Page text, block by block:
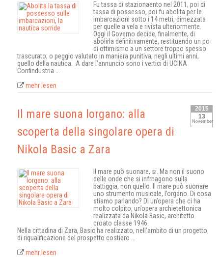
Fu tassa di stazionaento nel 2011, poi di
tassa di possesso, poi fu abolita per le
imbarcazioni sotto i 14 metri, dimezzata
per quelle a vela e rivista ulteriormente.
Oggi il Governo decide, finalmente, di
abolirla definitivamente, restituendo un po
di ottimismo a un settore troppo spesso
trascurato, o peggio valutato in maniera punitiva, negli ultimi anni,
quello della nautica. A dare l’annuncio sono i vertici di UCINA
Confindustria ...
mehr lesen
2015
13
November
Il mare suona lorgano: alla
scoperta della singolare opera di
Nikola Basic a Zara
Il mare può suonare, si. Ma non il suono
delle onde che si infrnagono sulla
battiggia, non quello. Il mare può suonare
uno strumento musicale, l’organo. Di cosa
stiamo parlando? Di un’opera che ci ha
molto colpito, un’opera archietettonica
realizzata da Nikola Basic, architetto
croato classe 1946.
Nella cittadina di Zara, Basic ha realizzato, nell’ambito di un progetto
di riqualificazione del prospetto costiero ...
mehr lesen